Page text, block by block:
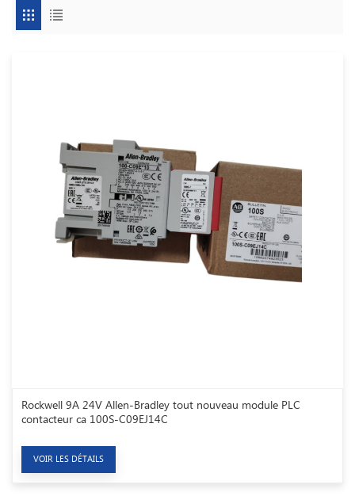
Rockwell 9A 24V Allen-Bradley tout nouveau module PLC
contacteur ca 100S-C09EJ14C
VOIR LES DÉTAILS